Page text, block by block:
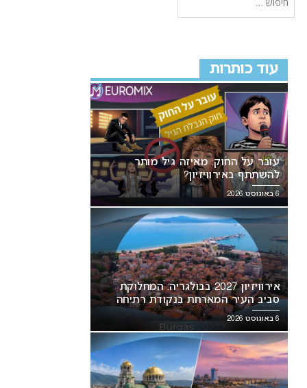
עוד כותרות
עובר על החוק: מאיזה גיל מותר
להשתתף באירוויזיון?
6 באוגוסט 2026
אירוויזיון 2027 בבולגריה: המחלוקת
סביב העיר המארחת בנקודת רתיחה
6 באוגוסט 2026